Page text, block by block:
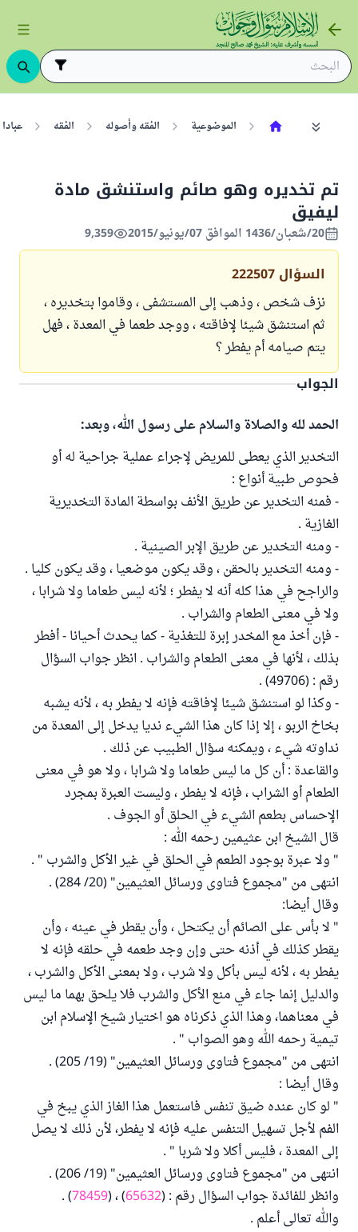
الموضوعية الفقه وأصوله الفقه
تم تخديره وهو صائم واستنشق مادة
ليفيق
20/شعبان/1436 الموافق 07/يونيو/2015 9,359
السؤال 222507
نزف شخص ، وذهب إلى المستشفى ، وقاموا بتخديره ،
ثم استنشق شيئا لإفاقته ، ووجد طعما في المعدة ، فهل
يتم صيامه أم يفطر ؟
الجواب
الحمد لله والصلاة والسلام على رسول الله، وبعد:
التخدير الذي يعطى للمريض لإجراء عملية جراحية له أو
فحوص طبية أنواع :
- فمنه التخدير عن طريق الأنف بواسطة المادة التخديرية
الغازية .
- ومنه التخدير عن طريق الإبر الصينية .
- ومنه التخدير بالحقن ، وقد يكون موضعيا ، وقد يكون كليا .
والراجح في هذا كله أنه لا يفطر ؛ لأنه ليس طعاما ولا شرابا ،
ولا في معنى الطعام والشراب .
- فإن أخذ مع المخدر إبرة للتغذية - كما يحدث أحيانا - أفطر
بذلك ، لأنها في معنى الطعام والشراب . انظر جواب السؤال
رقم : (49706) .
- وكذا لو استنشق شيئا لإفاقته فإنه لا يفطر به ، لأنه يشبه
بخاخ الربو ، إلا إذا كان هذا الشيء نديا يدخل إلى المعدة من
نداوته شيء ، ويمكنه سؤال الطبيب عن ذلك .
والقاعدة : أن كل ما ليس طعاما ولا شرابا ، ولا هو في معنى
الطعام أو الشراب ، فإنه لا يفطر ، وليست العبرة بمجرد
الإحساس بطعم الشيء في الحلق أو الجوف .
قال الشيخ ابن عثيمين رحمه الله :
" ولا عبرة بوجود الطعم في الحلق في غير الأكل والشرب " .
انتهى من "مجموع فتاوى ورسائل العثيمين" (20/ 284) .
وقال أيضا:
" لا بأس على الصائم أن يكتحل ، وأن يقطر في عينه ، وأن
يقطر كذلك في أذنه حتى وإن وجد طعمه في حلقه فإنه لا
يفطر به ، لأنه ليس بأكل ولا شرب ، ولا بمعنى الأكل والشرب ،
والدليل إنما جاء في منع الأكل والشرب فلا يلحق بهما ما ليس
في معناهما، وهذا الذي ذكرناه هو اختيار شيخ الإسلام ابن
تيمية رحمه الله وهو الصواب " .
انتهى من "مجموع فتاوى ورسائل العثيمين" (19/ 205) .
وقال أيضا :
" لو كان عنده ضيق تنفس فاستعمل هذا الغاز الذي يبخ في
الفم لأجل تسهيل التنفس عليه فإنه لا يفطر، لأن ذلك لا يصل
إلى المعدة ، فليس أكلا ولا شربا " .
انتهى من "مجموع فتاوى ورسائل العثيمين" (19/ 206) .
وانظر للفائدة جواب السؤال رقم : (65632) ، (78459
) .
والله تعالى أعلم .